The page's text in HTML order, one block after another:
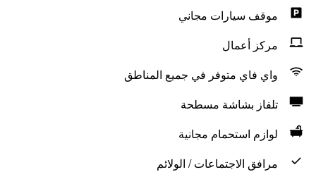
موقف سيارات مجاني
مركز أعمال
واي فاي متوفر في جميع المناطق
تلفاز بشاشة مسطحة
لوازم استحمام مجانية
مرافق الاجتماعات / الولائم